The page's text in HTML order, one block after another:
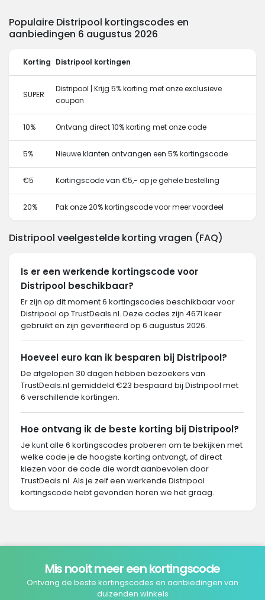
Populaire Distripool kortingscodes en
aanbiedingen 6 augustus 2026
Korting Distripool kortingen
SUPER
Distripool | Krijg 5% korting met onze exclusieve
coupon
10% Ontvang direct 10% korting met onze code
5% Nieuwe klanten ontvangen een 5% kortingscode
€5 Kortingscode van €5,- op je gehele bestelling
20% Pak onze 20% kortingscode voor meer voordeel
Distripool veelgestelde korting vragen (FAQ)
Is er een werkende kortingscode voor
Distripool beschikbaar?
Er zijn op dit moment 6 kortingscodes beschikbaar voor
Distripool op TrustDeals.nl. Deze codes zijn 4671 keer
gebruikt en zijn geverifieerd op 6 augustus 2026.
Hoeveel euro kan ik besparen bij Distripool?
De afgelopen 30 dagen hebben bezoekers van
TrustDeals.nl gemiddeld €23 bespaard bij Distripool met
6 verschillende kortingen.
Hoe ontvang ik de beste korting bij Distripool?
Je kunt alle 6 kortingscodes proberen om te bekijken met
welke code je de hoogste korting ontvangt, of direct
kiezen voor de code die wordt aanbevolen door
TrustDeals.nl. Als je zelf een werkende Distripool
kortingscode hebt gevonden horen we het graag.
Mis nooit meer een kortingscode
Ontvang de beste kortingscodes en aanbiedingen van
duizenden winkels